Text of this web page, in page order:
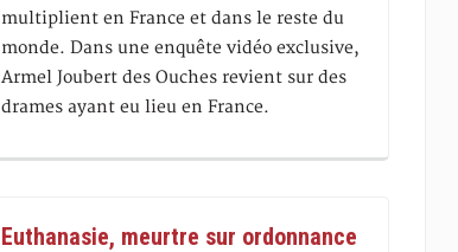
multiplient en France et dans le reste du
monde. Dans une enquête vidéo exclusive,
Armel Joubert des Ouches revient sur des
drames ayant eu lieu en France.
Euthanasie, meurtre sur ordonnance